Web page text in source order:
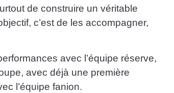
de construire un véritable
c’est de les accompagner,
avec l’équipe réserve,
avec déjà une première
l’équipe fanion.